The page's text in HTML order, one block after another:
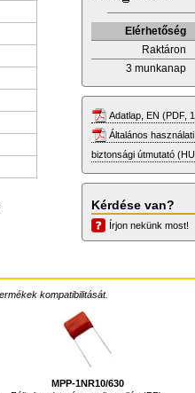
Elérhetőség
Raktáron
3 munkanap
Adatlap, EN (PDF,
Általános
biztonsági útmutató
Kérdése van?
Írjon nekünk most!
kompatibilitását.
MPP-1NR10/630